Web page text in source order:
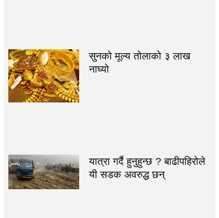
सुनको मूल्य तोलाको ३ लाख
नाघ्यो
यात्रा गर्दै हुनुहुन्छ ? बाढीपहिरोले
यी सडक अवरुद्ध छन्